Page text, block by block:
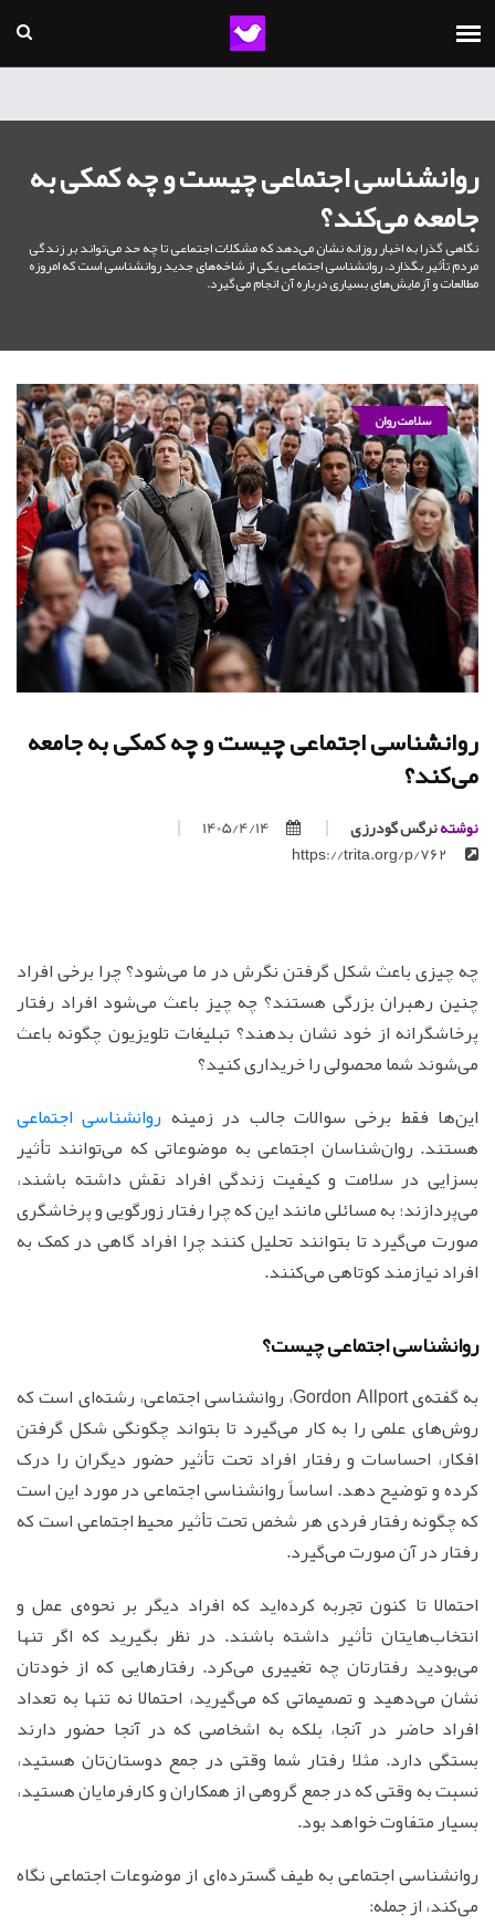
روانشناسی اجتماعی چیست و چه کمکی به
جامعه می‌کند؟
نگاهی گذرا به اخبار روزانه نشان می‌دهد که مشکلات اجتماعی تا چه حد می‌تواند بر زندگی
مردم تأثیر بگذارد. روانشناسی اجتماعی یکی از شاخه‌های جدید روانشناسی است که امروزه
مطالعات و آزمایش‌های بسیاری درباره آن انجام می‌گیرد.
سلامت روان
روانشناسی اجتماعی چیست و چه کمکی به جامعه
می‌کند؟
نوشتهنرگس گودرزی
1405/4/14
چه چیزی باعث شکل گرفتن نگرش در ما می‌شود؟ چرا برخی افراد
چنین رهبران بزرگی هستند؟ چه چیز باعث می‌شود افراد رفتار
پرخاشگرانه از خود نشان بدهند؟ تبلیغات تلویزیون چگونه باعث
می‌شوند شما محصولی را خریداری کنید؟
این‌ها فقط برخی سوالات جالب در زمینه روانشناسی اجتماعی
هستند. روان‌شناسان اجتماعی به موضوعاتی که می‌توانند تأثیر
بسزایی در سلامت و کیفیت زندگی افراد نقش داشته باشند،
می‌پردازند؛ به مسائلی مانند این که چرا رفتار زورگویی و پرخاشگری
صورت می‌گیرد تا بتوانند تحلیل کنند چرا افراد گاهی در کمک به
افراد نیازمند کوتاهی می‌کنند.
روانشناسی اجتماعی چیست؟
به گفته‌ی Gordon Allport، روانشناسی اجتماعی، رشته‌ای است که
روش‌های علمی را به کار می‌گیرد تا بتواند چگونگی شکل گرفتن
افکار، احساسات و رفتار افراد تحت تأثیر حضور دیگران را درک
کرده و توضیح دهد. اساساً روانشناسی اجتماعی در مورد این است
که چگونه رفتار فردی هر شخص تحت تأثیر محیط اجتماعی است که
رفتار در آن صورت می‌گیرد‌.
احتمالا تا کنون تجربه کرده‌اید که افراد دیگر بر نحوه‌ی عمل و
انتخاب‌هایتان تأثیر داشته باشند. در نظر بگیرید که اگر تنها
می‌بودید رفتارتان چه تغییری می‌کرد. رفتارهایی که از خودتان
نشان می‌دهید و تصمیماتی که می‌گیرید، احتمالا نه تنها به تعداد
افراد حاضر در آنجا، بلکه به اشخاصی که در آنجا حضور دارند
بستگی دارد. مثلا رفتار شما وقتی در جمع دوستان‌تان هستید،
نسبت به وقتی که در جمع گروهی از همکاران و کارفرمایان هستید،
بسیار متفاوت خواهد بود.
روانشناسی اجتماعی به طیف گسترده‌ای از موضوعات اجتماعی نگاه
می‌کند، از جمله: